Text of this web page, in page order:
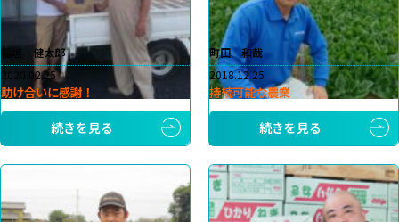
稲垣 健太郎
2020.02.25
助け合いに感謝！
続きを見る
町田 和哉
2018.12.25
持続可能な農業
続きを見る